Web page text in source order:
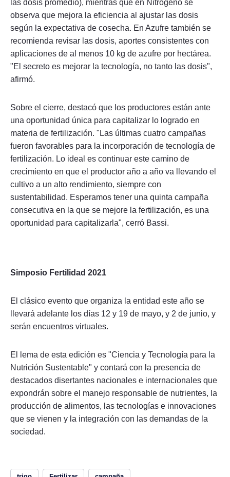
las dosis promedio), mientras que en Nitrógeno se
observa que mejora la eficiencia al ajustar las dosis
según la expectativa de cosecha. En Azufre también se
recomienda revisar las dosis, aportes consistentes con
aplicaciones de al menos 10 kg de azufre por hectárea.
"El secreto es mejorar la tecnología, no tanto las dosis",
afirmó.
Sobre el cierre, destacó que los productores están ante
una oportunidad única para capitalizar lo logrado en
materia de fertilización. "Las últimas cuatro campañas
fueron favorables para la incorporación de tecnología de
fertilización. Lo ideal es continuar este camino de
crecimiento en que el productor año a año va llevando el
cultivo a un alto rendimiento, siempre con
sustentabilidad. Esperamos tener una quinta campaña
consecutiva en la que se mejore la fertilización, es una
oportunidad para capitalizarla", cerró Bassi.
Simposio Fertilidad 2021
El clásico evento que organiza la entidad este año se
llevará adelante los días 12 y 19 de mayo, y 2 de junio, y
serán encuentros virtuales.
El lema de esta edición es "Ciencia y Tecnología para la
Nutrición Sustentable" y contará con la presencia de
destacados disertantes nacionales e internacionales que
expondrán sobre el manejo responsable de nutrientes, la
producción de alimentos, las tecnologías e innovaciones
que se vienen y la integración con las demandas de la
sociedad.